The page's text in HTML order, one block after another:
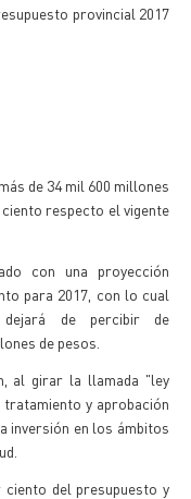
provincial 2017
de 34 mil 600 millones
respecto el vigente
con una proyección
para 2017, con lo cual
de percibir de
de pesos.
al girar la llamada "ley
y aprobación
inversión en los ámbitos
ciento del presupuesto y